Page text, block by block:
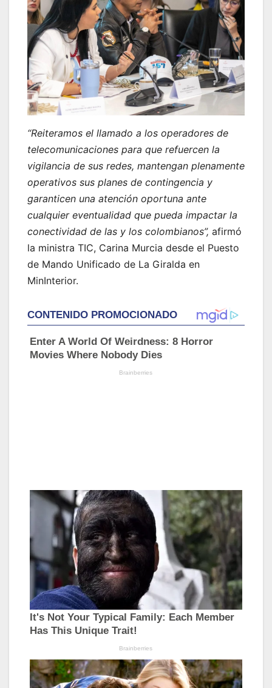
“Reiteramos el llamado a los operadores de
telecomunicaciones para que refuercen la
vigilancia de sus redes, mantengan plenamente
operativos sus planes de contingencia y
garanticen una atención oportuna ante
cualquier eventualidad que pueda impactar la
conectividad de las y los colombianos”, afirmó
la ministra TIC, Carina Murcia desde el Puesto
de Mando Unificado de La Giralda en
MinInterior.